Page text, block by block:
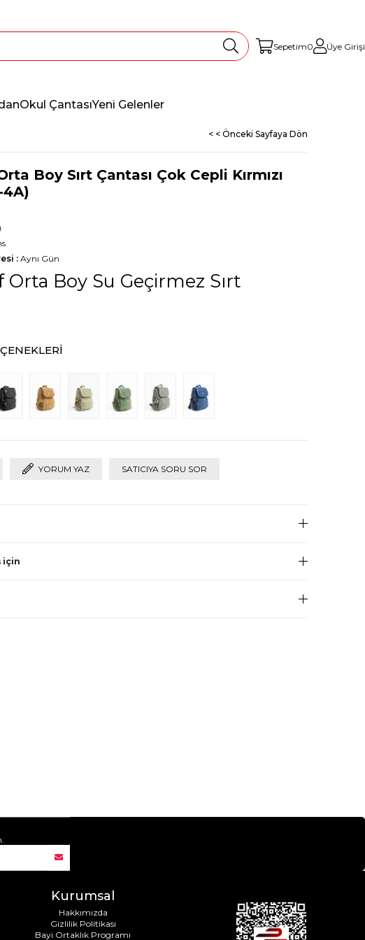
Sepetim0 Üye Girişi
Okul ÇantasıYeni Gelenler
< < Önceki Sayfaya Dön
Boy Sırt Çantası Çok Cepli Kırmızı
4A)
: Aynı Gün
Orta Boy Su Geçirmez Sırt
YORUM YAZ SATICIYA SORU SOR
için
Kurumsal
Hakkımızda
Gizlilik Politikası
Bayi Ortaklık Programı